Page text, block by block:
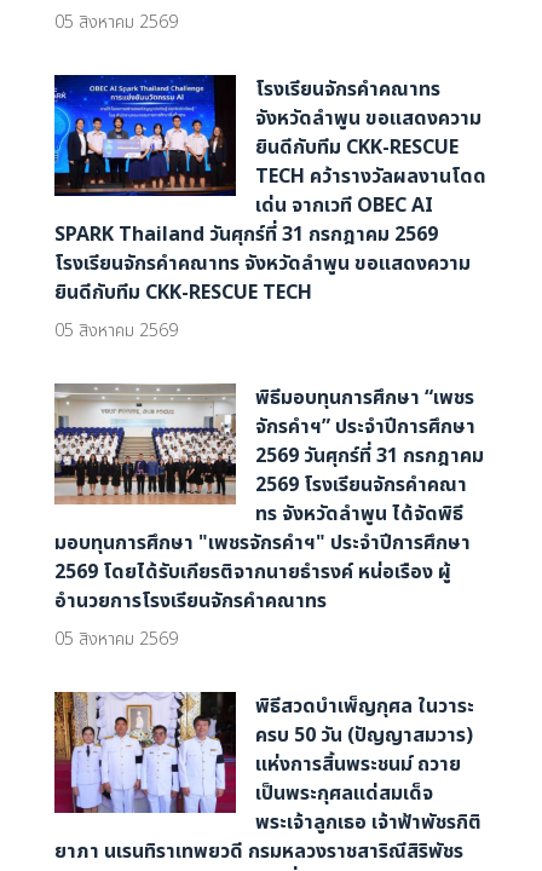
05 สิงหาคม 2569
โรงเรียนจักรคำคณาทร
จังหวัดลำพูน ขอแสดงความ
ยินดีกับทีม CKK-RESCUE
TECH คว้ารางวัลผลงานโดด
เด่น จากเวที OBEC AI
SPARK Thailand วันศุกร์ที่ 31 กรกฎาคม 2569
โรงเรียนจักรคำคณาทร จังหวัดลำพูน ขอแสดงความ
ยินดีกับทีม CKK-RESCUE TECH
05 สิงหาคม 2569
พิธีมอบทุนการศึกษา “เพชร
จักรคำฯ” ประจำปีการศึกษา
2569 วันศุกร์ที่ 31 กรกฎาคม
2569 โรงเรียนจักรคำคณา
ทร จังหวัดลำพูน ได้จัดพิธี
มอบทุนการศึกษา "เพชรจักรคำฯ" ประจำปีการศึกษา
2569 โดยได้รับเกียรติจากนายธำรงค์ หน่อเรือง ผู้
อำนวยการโรงเรียนจักรคำคณาทร
05 สิงหาคม 2569
พิธีสวดบำเพ็ญกุศล ในวาระ
ครบ 50 วัน (ปัญญาสมวาร)
แห่งการสิ้นพระชนม์ ถวาย
เป็นพระกุศลแด่สมเด็จ
พระเจ้าลูกเธอ เจ้าฟ้าพัชรกิติ
ยาภา นเรนทิราเทพยวดี กรมหลวงราชสาริณีสิริพัชร